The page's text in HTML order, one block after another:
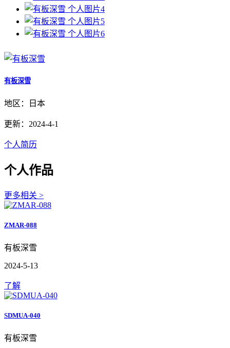
有板深雪
地区：日本
更新：2024-4-1
个人简历
个人作品
更多相关 >
ZMAR-088
有板深雪
2024-5-13
了解
SDMUA-040
有板深雪